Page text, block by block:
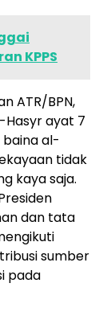
KPPS
ATR/BPN,
Hasyr ayat 7
baina al-
tidak
kaya saja.
dan tata
sumber
pada